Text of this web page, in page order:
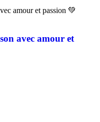
avec amour et